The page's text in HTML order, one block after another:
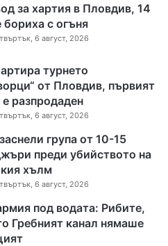
за хартия в Пловдив, 14
бориха с огъня
6 август, 2026
турнето
от Пловдив, първият
разпродаден
6 август, 2026
група от 10-15
преди убийството на
хълм
6 август, 2026
под водата: Рибите,
Гребният канал нямаше